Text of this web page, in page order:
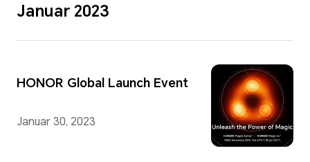
Januar 2023
HONOR Global Launch Event
Januar 30, 2023